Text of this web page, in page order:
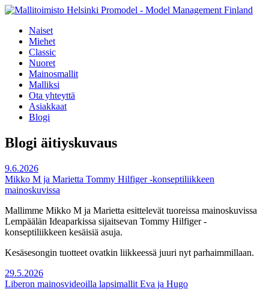
Naiset
Miehet
Classic
Nuoret
Mainosmallit
Malliksi
Ota yhteyttä
Asiakkaat
Blogi
Blogi äitiyskuvaus
9.6.2026
Mikko M ja Marietta Tommy Hilfiger -konseptiliikkeen
mainoskuvissa
Mallimme Mikko M ja Marietta esittelevät tuoreissa mainoskuvissa
Lempäälän Ideaparkissa sijaitsevan Tommy Hilfiger -
konseptiliikkeen kesäisiä asuja.
Kesäsesongin tuotteet ovatkin liikkeessä juuri nyt parhaimmillaan.
29.5.2026
Liberon mainosvideoilla lapsimallit Eva ja Hugo